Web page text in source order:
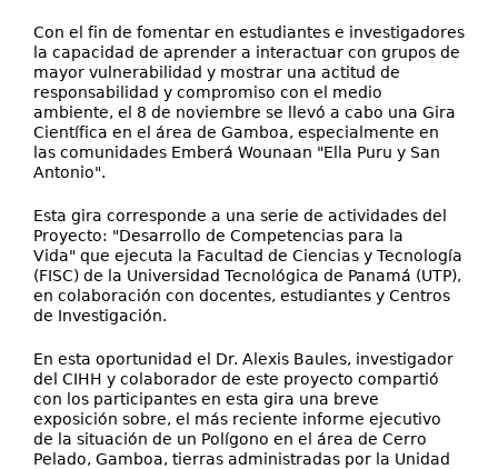
Con el fin de fomentar en estudiantes e investigadores
la capacidad de aprender a interactuar con grupos de
mayor vulnerabilidad y mostrar una actitud de
responsabilidad y compromiso con el medio
ambiente, el 8 de noviembre se llevó a cabo una Gira
Científica en el área de Gamboa, especialmente en
las comunidades Emberá Wounaan "Ella Puru y San
Antonio".
Esta gira corresponde a una serie de actividades del
Proyecto: "Desarrollo de Competencias para la
Vida" que ejecuta la Facultad de Ciencias y Tecnología
(FISC) de la Universidad Tecnológica de Panamá (UTP),
en colaboración con docentes, estudiantes y Centros
de Investigación.
En esta oportunidad el Dr. Alexis Baules, investigador
del CIHH y colaborador de este proyecto compartió
con los participantes en esta gira una breve
exposición sobre, el más reciente informe ejecutivo
de la situación de un Polígono en el área de Cerro
Pelado, Gamboa, tierras administradas por la Unidad